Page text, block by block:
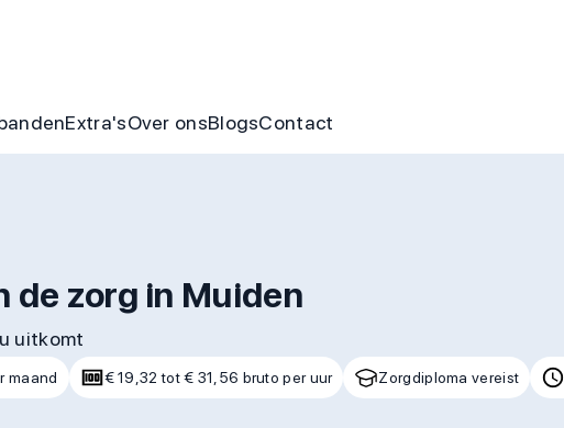
zorgorganisatie
Extra's
Aandraagbonus
Over ons
Trainingen & cursussen
BlogsContact
de zorg in Muiden
uitkomt
maand € 19,32 tot € 31,56 bruto per uur Zorgdiploma vereist